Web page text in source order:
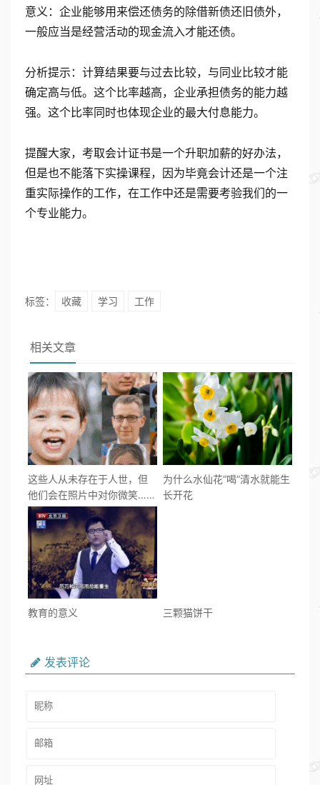
意义：企业能够用来偿还债务的除借新债还旧债外，
一般应当是经营活动的现金流入才能还债。
分析提示：计算结果要与过去比较，与同业比较才能
确定高与低。这个比率越高，企业承担债务的能力越
强。这个比率同时也体现企业的最大付息能力。
提醒大家，考取会计证书是一个升职加薪的好办法，
但是也不能落下实操课程，因为毕竟会计还是一个注
重实际操作的工作，在工作中还是需要考验我们的一
个专业能力。
标签： 收藏 学习 工作
相关文章
这些人从未存在于人世，但
他们会在照片中对你微笑……
为什么水仙花“喝”清水就能生
长开花
教育的意义 三颗猫饼干
发表评论